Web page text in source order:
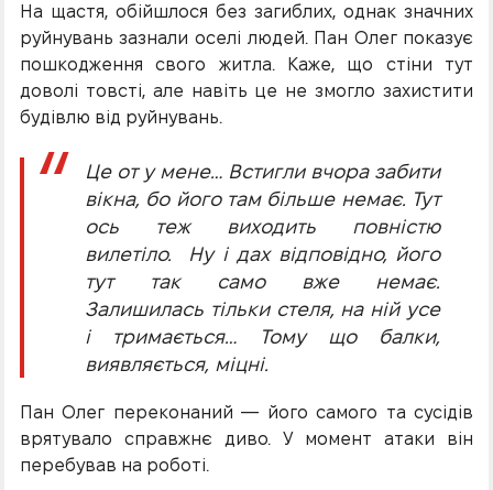
На щастя, обійшлося без загиблих, однак значних
руйнувань зазнали оселі людей. Пан Олег показує
пошкодження свого житла. Каже, що стіни тут
доволі товсті, але навіть це не змогло захистити
будівлю від руйнувань.
Це от у мене… Встигли вчора забити
вікна, бо його там більше немає. Тут
ось теж виходить повністю
вилетіло. Ну і дах відповідно, його
тут так само вже немає.
Залишилась тільки стеля, на ній усе
і тримається… Тому що балки,
виявляється, міцні.
Пан Олег переконаний — його самого та сусідів
врятувало справжнє диво. У момент атаки він
перебував на роботі.